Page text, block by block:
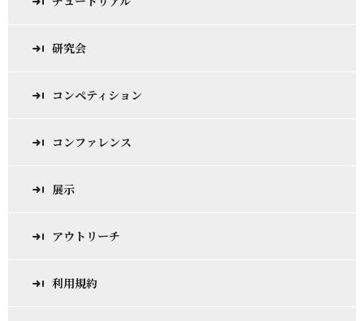
研究会
コンペティション
コンファレンス
展示
アウトリーチ
利用規約